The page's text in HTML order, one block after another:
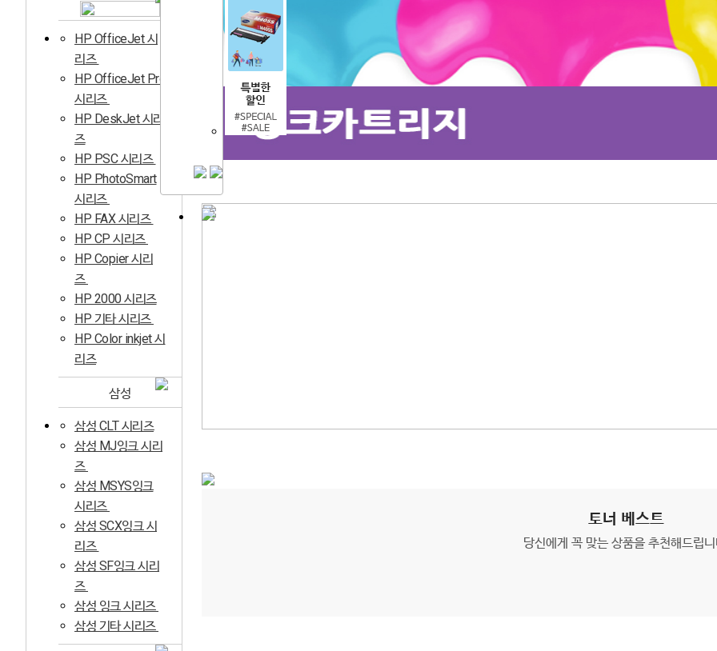
HP OfficeJet 시
리즈
HP OfficeJet Pro
시리즈
HP DeskJet 시리
즈
HP PSC 시리즈
HP PhotoSmart
시리즈
HP FAX 시리즈
HP CP 시리즈
HP Copier 시리
즈
HP 2000 시리즈
HP 기타 시리즈
HP Color inkjet 시
리즈
삼성
삼성 CLT 시리즈
삼성 MJ잉크 시리
즈
삼성 MSYS잉크
시리즈
삼성 SCX잉크 시
리즈
삼성 SF잉크 시리
즈
삼성 잉크 시리즈
삼성 기타 시리즈
토너 베스트
당신에게 꼭 맞는 상품을 추천해드립니